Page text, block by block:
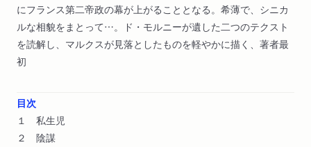
にフランス第二帝政の幕が上がることとなる。希薄で、シニカ
ルな相貌をまとって…。ド・モルニーが遺した二つのテクスト
を読解し、マルクスが見落としたものを軽やかに描く、著者最
初
目次
１ 私生児
２ 陰謀